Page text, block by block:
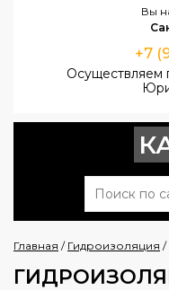
Вы
+7
Осуществляем
Главная / Гидроизоляция /